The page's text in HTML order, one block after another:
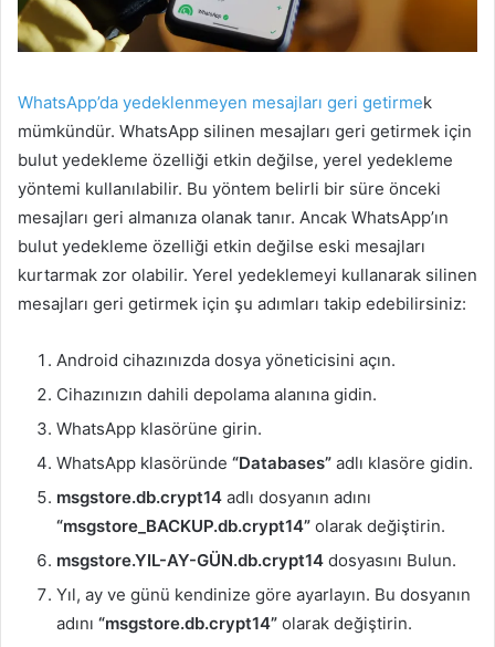
WhatsApp’da yedeklenmeyen mesajları geri getirmek
mümkündür. WhatsApp silinen mesajları geri getirmek için
bulut yedekleme özelliği etkin değilse, yerel yedekleme
yöntemi kullanılabilir. Bu yöntem belirli bir süre önceki
mesajları geri almanıza olanak tanır. Ancak WhatsApp’ın
bulut yedekleme özelliği etkin değilse eski mesajları
kurtarmak zor olabilir. Yerel yedeklemeyi kullanarak silinen
mesajları geri getirmek için şu adımları takip edebilirsiniz:
Android cihazınızda dosya yöneticisini açın.
Cihazınızın dahili depolama alanına gidin.
WhatsApp klasörüne girin.
WhatsApp klasöründe “Databases” adlı klasöre gidin.
msgstore.db.crypt14 adlı dosyanın adını
“msgstore_BACKUP.db.crypt14” olarak değiştirin.
msgstore.YIL-AY-GÜN.db.crypt14 dosyasını Bulun.
Yıl, ay ve günü kendinize göre ayarlayın. Bu dosyanın
adını “msgstore.db.crypt14” olarak değiştirin.